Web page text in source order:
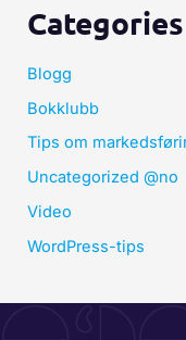
Categories
Blogg
Bokklubb
Tips om
Uncategorized @no
Video
WordPress-tips